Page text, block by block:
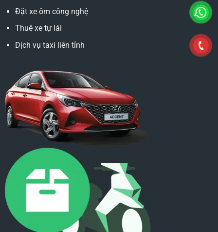
Đặt xe ôm công nghệ
Thuê xe tự lái
Dịch vụ taxi liên tỉnh